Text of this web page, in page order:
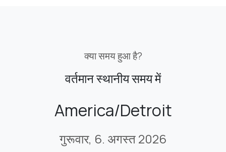
क्या समय हुआ है?
वर्तमान स्थानीय समय में
America/Detroit
गुरूवार, 6. अगस्त 2026